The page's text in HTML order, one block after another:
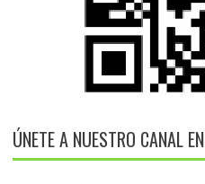
ÚNETE A NUESTRO CANAL